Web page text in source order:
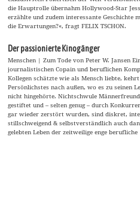
die Hauptrolle übernahm Hollywood-Star
erzählte und zudem interessante Geschichte
die Erwartungen?«, fragt FELIX TSCHON.
Der passionierte Kinogänger
Menschen | Zum Tode von Peter W. Jansen
journalistischen Copain und beruflichen
Kollegen schätzte wie als Mensch liebte,
Persönlichstes nach außen, wo es zu seinen
nicht hingehörte. Nichtschwule
gestiftet und – selten genug – durch
gar wieder zerstört wurden, sind diskret,
stillschweigend & selbstverständlich auch
gelebten Leben der zeitweilige enge berufliche